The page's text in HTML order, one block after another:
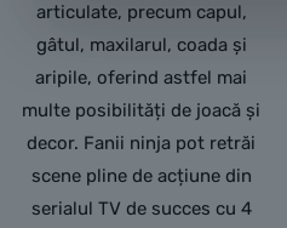
articulate, precum capul,
gâtul, maxilarul, coada și
aripile, oferind astfel mai
multe posibilități de joacă și
decor. Fanii ninja pot retrăi
scene pline de acțiune din
serialul TV de succes cu 4